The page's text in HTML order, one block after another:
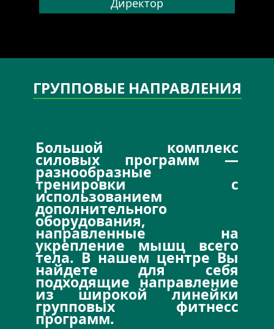
Директор
ГРУППОВЫЕ НАПРАВЛЕНИЯ
Большой комплекс
силовых программ —
разнообразные
тренировки с
использованием
дополнительного
оборудования,
направленные на
укрепление мышц всего
тела. В нашем центре Вы
найдете для себя
подходящие направление
из широкой линейки
групповых фитнесс
программ.